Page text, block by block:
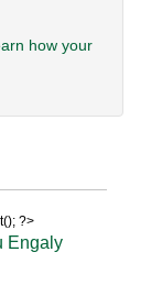
how your
?>
Engaly